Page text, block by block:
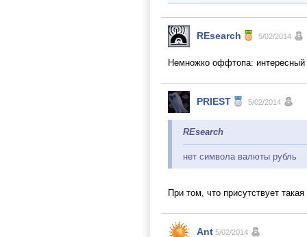
REsearch 5/02/2014
Немножко оффтопа:
PRIEST 5/02/2014
REsearch
нет символа валюты рубль
При том, что присутствует
Ant 5/02/2014